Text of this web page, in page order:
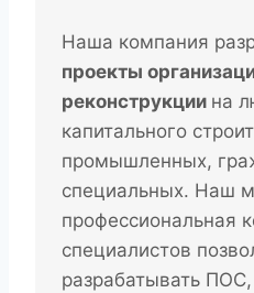
Наша компания
проекты
реконструкции на
капитального
промышленных,
специальных. Наш
профессиональная
специалистов
разрабатывать